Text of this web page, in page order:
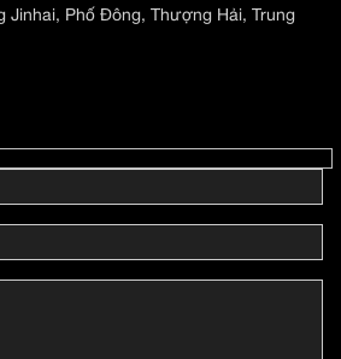
Phố Đông, Thượng Hải, Trung